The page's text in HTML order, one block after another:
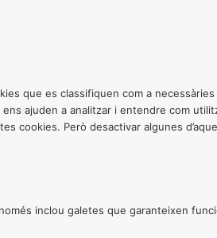
que es classifiquen com a necessàries
ajuden a analitzar i entendre com
cookies. Però desactivar algunes
inclou galetes que garanteixen